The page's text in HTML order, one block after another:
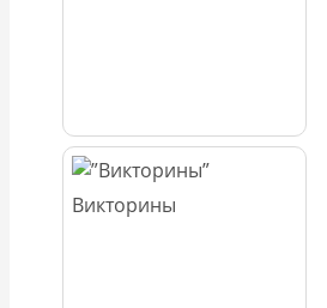
Викторины